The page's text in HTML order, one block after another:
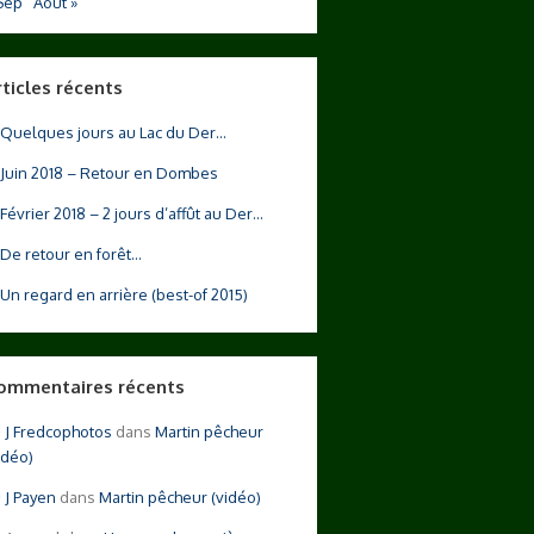
récents
Quelques jours au Lac du Der…
Juin 2018 – Retour en Dombes
Février 2018 – 2 jours d’affût au Der…
De retour en forêt…
Un regard en arrière (best-of 2015)
récents
Fredcophotos dans Martin pêcheur
Payen dans Martin pêcheur (vidéo)